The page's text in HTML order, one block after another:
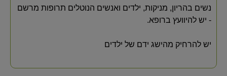
נשים בהריון, מניקות, ילדים ואנשים הנוטלים תרופות מרשם
- יש להיוועץ ברופא.
יש להרחיק מהישג ידם של ילדים